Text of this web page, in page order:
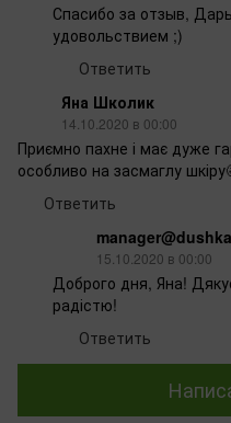
Спасибо за отзыв,
удовольствием ;)
Ответить
Яна Школик
14.10.2020 в 00:00
Приємно пахне і має дуже
особливо на засмаглу
Ответить
15.10.2020 в 00:00
Доброго дня, Яна!
радістю!
Ответить